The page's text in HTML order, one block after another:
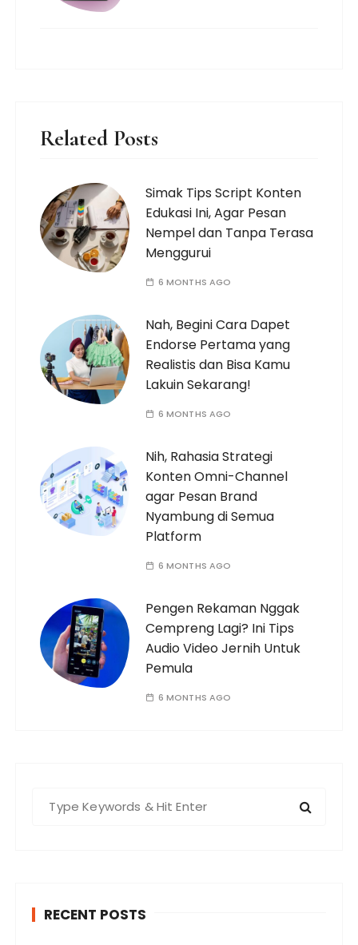
Related Posts
Simak Tips Script Konten
Edukasi Ini, Agar Pesan
Nempel dan Tanpa Terasa
Menggurui
6 MONTHS AGO
Nah, Begini Cara Dapet
Endorse Pertama yang
Realistis dan Bisa Kamu
Lakuin Sekarang!
6 MONTHS AGO
Nih, Rahasia Strategi
Konten Omni-Channel
agar Pesan Brand
Nyambung di Semua
Platform
6 MONTHS AGO
Pengen Rekaman Nggak
Cempreng Lagi? Ini Tips
Audio Video Jernih Untuk
Pemula
6 MONTHS AGO
RECENT POSTS